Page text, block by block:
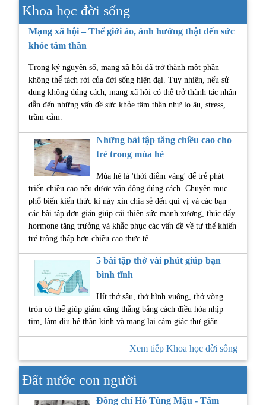
Khoa học đời sống
Mạng xã hội – Thế giới ảo, ảnh hưởng thật đến sức
khỏe tâm thần
Trong kỷ nguyên số, mạng xã hội đã trở thành một phần
không thể tách rời của đời sống hiện đại. Tuy nhiên, nếu sử
dụng không đúng cách, mạng xã hội có thể trở thành tác nhân
dẫn đến những vấn đề sức khỏe tâm thần như lo âu, stress,
trầm cảm.
Những bài tập tăng chiều cao cho
trẻ trong mùa hè
Mùa hè là 'thời điểm vàng' để trẻ phát
triển chiều cao nếu được vận động đúng cách. Chuyên mục
phổ biến kiến thức kì này xin chia sẻ đến quí vị và các bạn
các bài tập đơn giản giúp cải thiện sức mạnh xương, thúc đẩy
hormone tăng trưởng và khắc phục các vấn đề về tư thế khiến
trẻ trông thấp hơn chiều cao thực tế.
5 bài tập thở vài phút giúp bạn
bình tĩnh
Hít thở sâu, thở hình vuông, thở vòng
tròn có thể giúp giảm căng thẳng bằng cách điều hòa nhịp
tim, làm dịu hệ thần kinh và mang lại cảm giác thư giãn.
Xem tiếp Khoa học đời sống
Đất nước con người
Đồng chí Hồ Tùng Mậu - Tấm